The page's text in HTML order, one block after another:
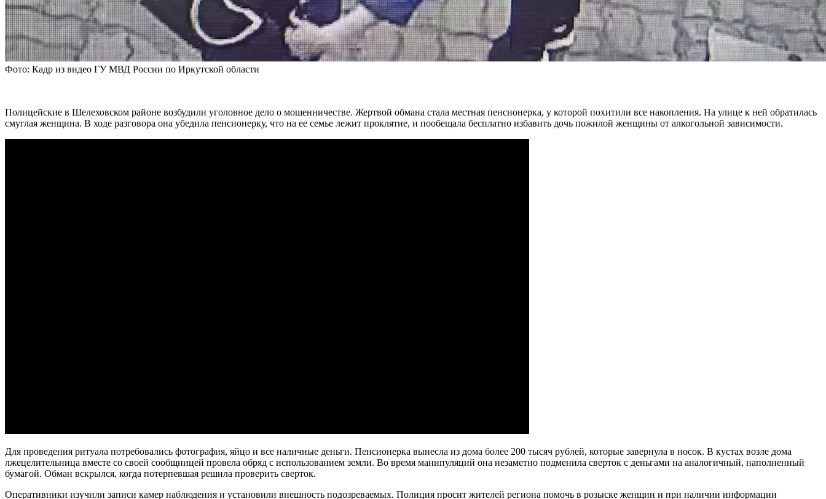
Фото: Кадр из видео ГУ МВД России по Иркутской области
Полицейские в Шелеховском районе возбудили уголовное дело о мошенничестве. Жертвой обмана стала местная пенсионерка, у которой похитили все накопления. На улице к ней обратилась
смуглая женщина. В ходе разговора она убедила пенсионерку, что на ее семье лежит проклятие, и пообещала бесплатно избавить дочь пожилой женщины от алкогольной зависимости.
Для проведения ритуала потребовались фотография, яйцо и все наличные деньги. Пенсионерка вынесла из дома более 200 тысяч рублей, которые завернула в носок. В кустах возле дома
лжецелительница вместе со своей сообщницей провела обряд с использованием земли. Во время манипуляций она незаметно подменила сверток с деньгами на аналогичный, наполненный
бумагой. Обман вскрылся, когда потерпевшая решила проверить сверток.
Оперативники изучили записи камер наблюдения и установили внешность подозреваемых. Полиция просит жителей региона помочь в розыске женщин и при наличии информации